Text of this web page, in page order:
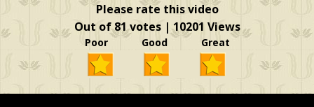
Please rate this video
Out of 81 votes | 10201 Views
Poor Good Great